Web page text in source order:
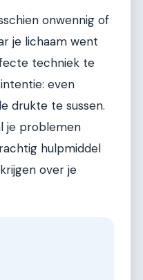
onwennig of
je lichaam went
techniek te
even
drukte te sussen.
je problemen
hulpmiddel
over je